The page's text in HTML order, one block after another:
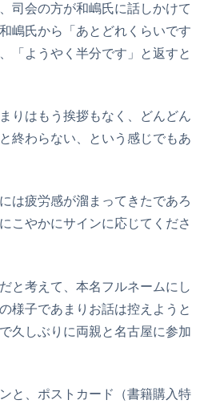
司会の方が和嶋氏に話しかけて
嶋氏から「あとどれくらいです
「ようやく半分です」と返すと
りはもう挨拶もなく、どんどん
終わらない、という感じでもあ
は疲労感が溜まってきたであろ
こやかにサインに応じてくださ
と考えて、本名フルネームにし
様子であまりお話は控えようと
久しぶりに両親と名古屋に参加
と、ポストカード（書籍購入特